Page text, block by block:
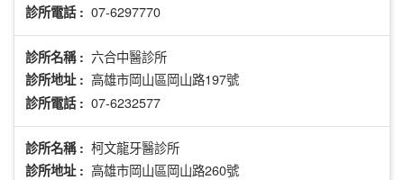
診所電話 : 07-6297770
診所名稱 : 六合中醫診所
診所地址 : 高雄市岡山區岡山路197號
診所電話 : 07-6232577
診所名稱 : 柯文龍牙醫診所
診所地址 : 高雄市岡山區岡山路260號